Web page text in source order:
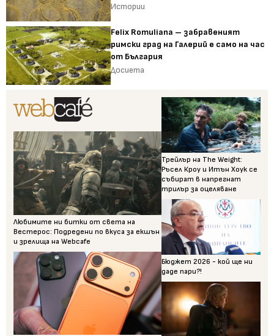
Истории
Felix Romuliana – забравеният
римски град на Галерий е само на час
от България
Досиета
Любимите ни битки от света на
Вестерос: Подредени по вкуса за екшън
и зрелища на Webcafe
Трейлър на The Weight:
Ръсел Кроу и Итън Хоук се
събират в напрегнат
трилър за оцеляване
Бюджет 2026 - кой ще ни
даде пари?!